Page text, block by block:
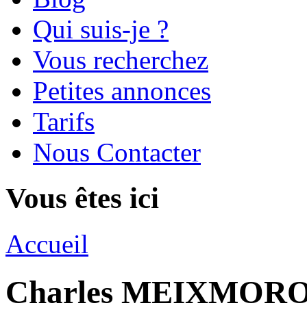
Qui suis-je ?
Vous recherchez
Petites annonces
Tarifs
Nous Contacter
Vous êtes ici
Accueil
Charles